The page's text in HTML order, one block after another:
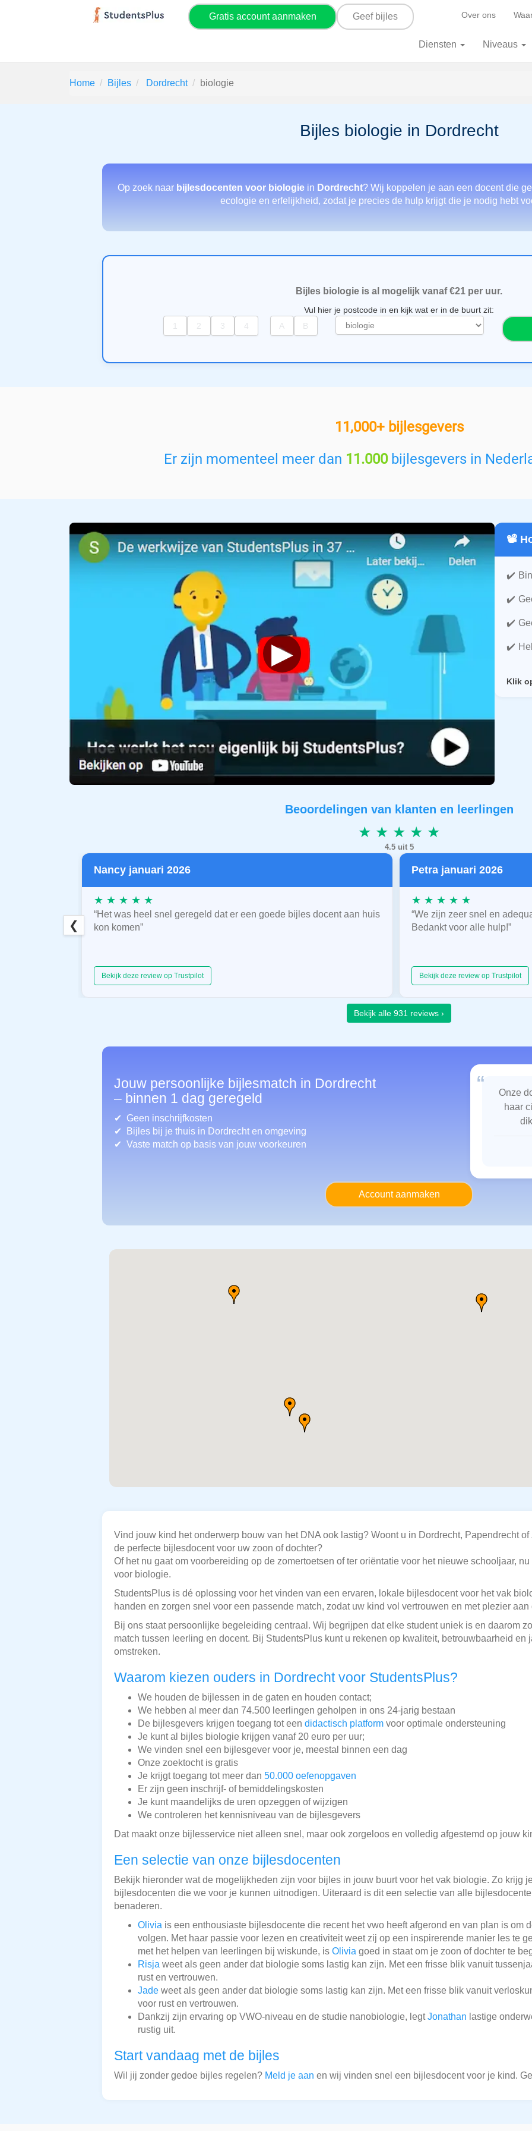
Gratis account aanmaken Geef bijles Over ons
Diensten Niveaus
Home Bijles Dordrecht biologie
Bijles biologie in Dordrecht
Op zoek naar bijlesdocenten voor biologiein Dordrecht? Wij koppelen je aan een docent die
ecologie en erfelijkheid, zodat je precies de hulp krijgt die je nodig hebt
Bijles biologie is al mogelijk vanaf €21 per uur.
Vul hier je postcode in en kijk wat er in de buurt zit:
e
e
n
11,000+ bijlesgevers
Er zijn momenteel meer dan 11.000bijlesgevers in
▶
📽️
Klik
Beoordelingen van klanten en leerlingen
★ ★ ★ ★ ★
4.5 uit 5
Nancy januari 2026
★ ★ ★ ★ ★
“Het was heel snel geregeld dat er een goede bijles docent aan huis
kon komen”
Bekijk deze review op Trustpilot
Petra januari 2026
★ ★ ★ ★ ★
“We zijn zeer snel en
Bedankt voor alle hulp!”
Bekijk deze review op Trustpilot
❮
Bekijk alle 931 reviews ›
Jouw persoonlijke bijlesmatch in Dordrecht
– binnen 1 dag geregeld
Geen inschrijfkosten
Bijles bij je thuis in Dordrecht en omgeving
Vaste match op basis van jouw voorkeuren
“
Onze
haar
Account aanmaken
Vind jouw kind het onderwerp bouw van het DNA ook lastig? Woont u in Dordrecht, Papendrecht
de perfecte bijlesdocent voor uw zoon of dochter?
Of het nu gaat om voorbereiding op de zomertoetsen of ter oriëntatie voor het nieuwe schooljaar,
voor biologie.
StudentsPlus is dé oplossing voor het vinden van een ervaren, lokale bijlesdocent voor het vak
handen en zorgen snel voor een passende match, zodat uw kind vol vertrouwen en met plezier aan
Bij ons staat persoonlijke begeleiding centraal. Wij begrijpen dat elke student uniek is en daarom
match tussen leerling en docent. Bij StudentsPlus kunt u rekenen op kwaliteit, betrouwbaarheid en
omstreken.
Waarom kiezen ouders in Dordrecht voor StudentsPlus?
We houden de bijlessen in de gaten en houden contact;
We hebben al meer dan 74.500 leerlingen geholpen in ons 24-jarig bestaan
De bijlesgevers krijgen toegang tot een didactisch platform voor optimale ondersteuning
Je kunt al bijles biologie krijgen vanaf 20 euro per uur;
We vinden snel een bijlesgever voor je, meestal binnen een dag
Onze zoektocht is gratis
Je krijgt toegang tot meer dan 50.000 oefenopgaven
Er zijn geen inschrijf- of bemiddelingskosten
Je kunt maandelijks de uren opzeggen of wijzigen
We controleren het kennisniveau van de bijlesgevers
Dat maakt onze bijlesservice niet alleen snel, maar ook zorgeloos en volledig afgestemd op jouw
Een selectie van onze bijlesdocenten
Bekijk hieronder wat de mogelijkheden zijn voor bijles in jouw buurt voor het vak biologie. Zo krijg
bijlesdocenten die we voor je kunnen uitnodigen. Uiteraard is dit een selectie van alle
benaderen.
Olivia is een enthousiaste bijlesdocente die recent het vwo heeft afgerond en van plan is om
volgen. Met haar passie voor lezen en creativiteit weet zij op een inspirerende manier les te
met het helpen van leerlingen bij wiskunde, is Olivia goed in staat om je zoon of dochter te
Risja weet als geen ander dat biologie soms lastig kan zijn. Met een frisse blik vanuit
rust en vertrouwen.
Jade weet als geen ander dat biologie soms lastig kan zijn. Met een frisse blik vanuit
voor rust en vertrouwen.
Dankzij zijn ervaring op VWO-niveau en de studie nanobiologie, legtJonathan lastige
rustig uit.
Start vandaag met de bijles
Wil jij zonder gedoe bijles regelen? Meld je aan en wij vinden snel een bijlesdocent voor je kind.